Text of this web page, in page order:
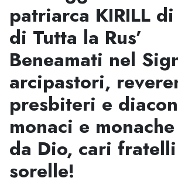
patriarca KIRILL
di Tutta la Rus’
Beneamati nel
arcipastori,
presbiteri e
monaci e
da Dio, cari
sorelle!